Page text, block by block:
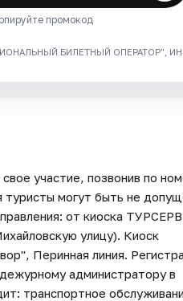
промокод
БИЛЕТНЫЙ ОПЕРАТОР", ИНН:
участие, позвонив по
туристы могут быть не
от киоска
улицу). Киоск
Перинная линия.
администратору в
транспортное